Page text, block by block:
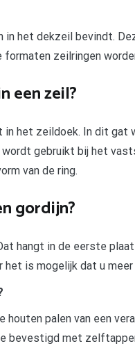
in het dekzeil bevindt.
zeilringen
een zeil?
in het zeildoek. In dit gat
gebruikt bij het
van de ring.
gordijn?
hangt in de eerste
het is mogelijk dat u
houten palen van een
bevestigd met